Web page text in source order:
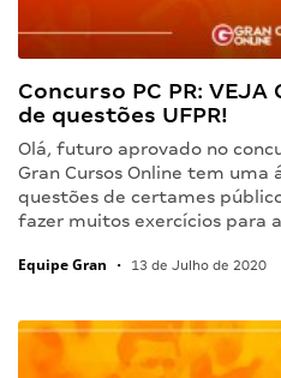
Concurso PC PR:
de questões UFPR!
Olá, futuro aprovado no
Gran Cursos Online tem uma
questões de certames
fazer muitos exercícios para
Equipe Gran • 13 de Julho de 2020